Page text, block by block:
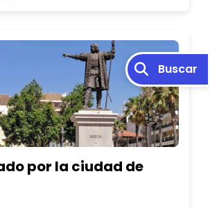
por la ciudad de
Buscar